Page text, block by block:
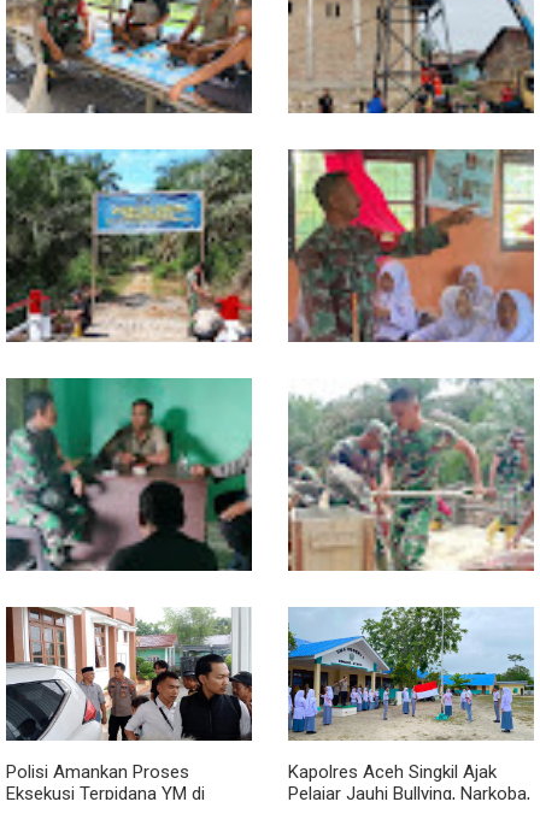
Lewat Komsos di Warung
Kopi, Babinsa Bangun Sinergi
dan Kekompakan Warga
Progres TNI AD Manunggal Air
Dikebut, Babinsa dan Warga
Dirikan Tower Polytank di
Belegen Mulia
Kodim 0118 Tancap Gas
Rampungkan Finishing
Jembatan Garuda
Melalui Wasbang, Babinsa
Bentuk Karakter dan Jiwa
Patriotisme Pelajar
Babinsa dan Bhabinkamtibmas
Ajak Warga Semarakkan HUT
RI ke-81 dengan Kibarkan
Merah Putih
Cuaca Tak Jadi Penghalang,
Pengecoran Kepala Jembatan
Garuda dan Pengacian Terus
Dikebut
Polisi Amankan Proses
Eksekusi Terpidana YM di
Kapolres Aceh Singkil Ajak
Pelajar Jauhi Bullying, Narkoba,